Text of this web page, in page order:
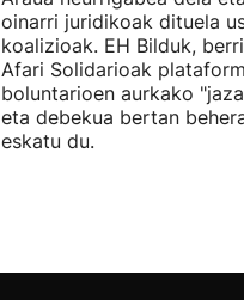
oinarri juridikoak dituela
koalizioak. EH Bilduk,
Afari Solidarioak
boluntarioen aurkako
eta debekua bertan
eskatu du.